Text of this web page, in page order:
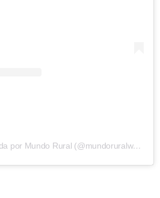
Una publicación compartida por Mundo Rural (@mundoruralweb)